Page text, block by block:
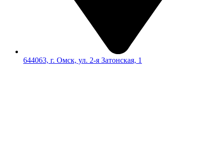
644063, г. Омск, ул. 2-я Затонская, 1